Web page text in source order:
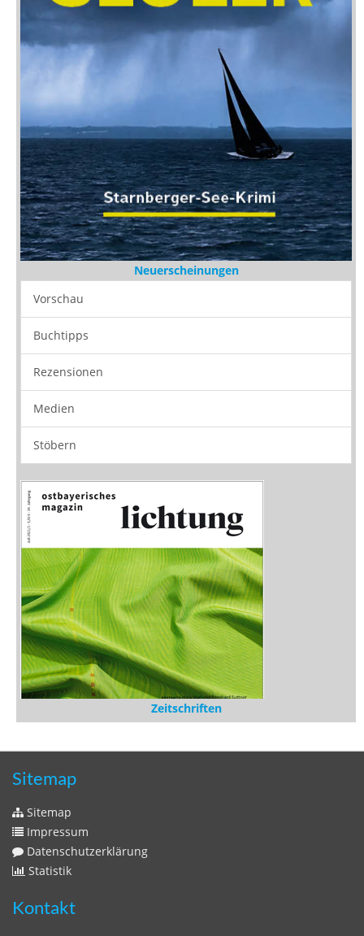
Neuerscheinungen
Vorschau
Buchtipps
Rezensionen
Medien
Stöbern
Sitemap